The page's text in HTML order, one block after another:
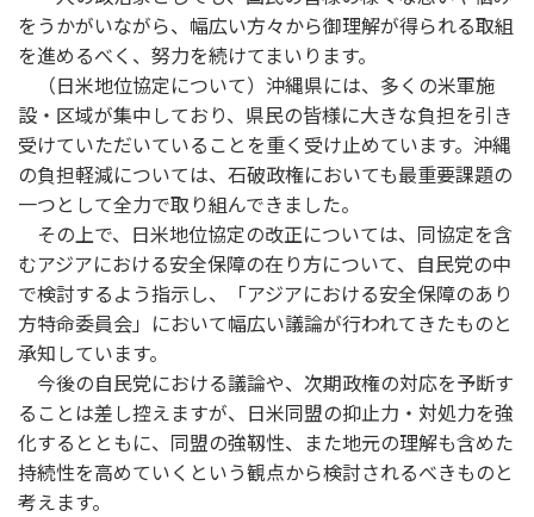
をうかがいながら、幅広い方々から御理解が得られる取組
を進めるべく、努力を続けてまいります。
（日米地位協定について）沖縄県には、多くの米軍施
設・区域が集中しており、県民の皆様に大きな負担を引き
受けていただいていることを重く受け止めています。沖縄
の負担軽減については、石破政権においても最重要課題の
一つとして全力で取り組んできました。
その上で、日米地位協定の改正については、同協定を含
むアジアにおける安全保障の在り方について、自民党の中
で検討するよう指示し、「アジアにおける安全保障のあり
方特命委員会」において幅広い議論が行われてきたものと
承知しています。
今後の自民党における議論や、次期政権の対応を予断す
ることは差し控えますが、日米同盟の抑止力・対処力を強
化するとともに、同盟の強靱性、また地元の理解も含めた
持続性を高めていくという観点から検討されるべきものと
考えます。